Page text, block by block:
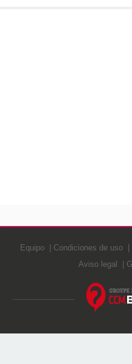
Equipo Condiciones de uso
Aviso legal